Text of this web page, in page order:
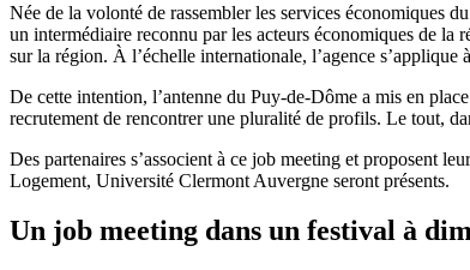
Née de la volonté de rassembler les services économiques
un intermédiaire reconnu par les acteurs économiques de la
sur la région. À l’échelle internationale, l’agence
De cette intention, l’antenne du Puy-de-Dôme a mis en
recrutement de rencontrer une pluralité de profils. Le tout,
Des partenaires s’associent à ce job meeting et proposent
Logement, Université Clermont Auvergne seront présents.
Un job meeting dans un festival à